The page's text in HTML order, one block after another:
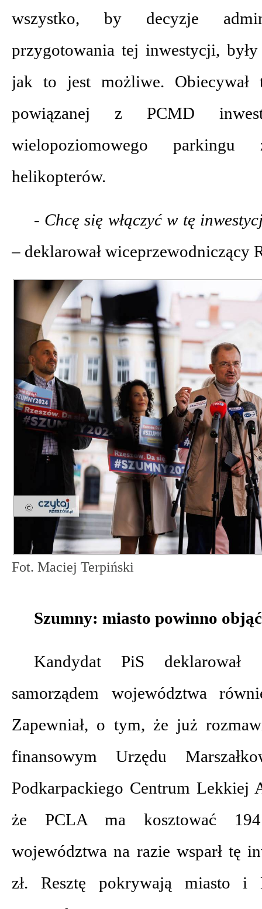
wszystko, by decyzje
przygotowania tej inwestycji,
jak to jest możliwe. Obiecywał
powiązanej z PCMD
wielopoziomowego
helikopterów.
- Chcę się włączyć w tę
– deklarował wiceprzewodniczący
Fot. Maciej Terpiński
Szumny: miasto powinno
Kandydat PiS deklarował
samorządem województwa
Zapewniał, o tym, że już
finansowym Urzędu
Podkarpackiego Centrum Lekkiej
że PCLA ma kosztować
województwa na razie wsparł tę
zł. Resztę pokrywają miasto i